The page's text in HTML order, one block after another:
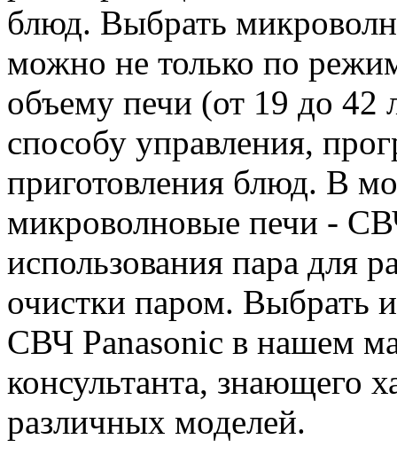
блюд. Выбрать
можно не только по
объему печи (от 19 до 42
способу управления,
приготовления блюд. В
микроволновые печи -
использования пара для
очистки паром. Выбрать
СВЧ Panasonic в нашем
консультанта, знающего
различных моделей.